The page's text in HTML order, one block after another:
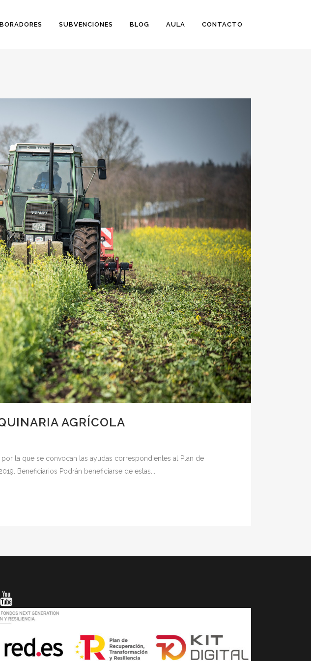
SUBVENCIONES BLOG AULA CONTACTO
AGRÍCOLA
la que se convocan las ayudas correspondientes al Plan de
Beneficiarios Podrán beneficiarse de estas...